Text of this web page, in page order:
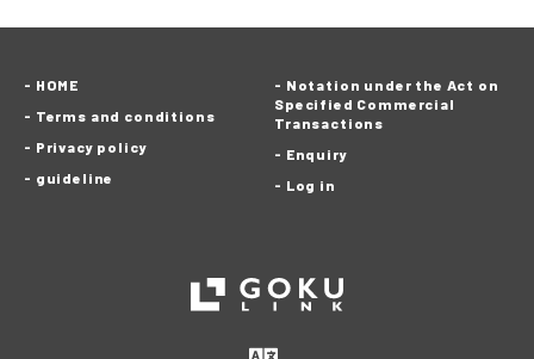
HOME
Terms and conditions
Privacy policy
guideline
Notation under the Act on
Specified Commercial
Transactions
Enquiry
Log in